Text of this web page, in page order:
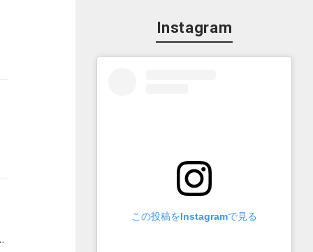
柳店長に、話題の本やおすすめの本についてうかがいました！
Instagram
この投稿をInstagramで見る